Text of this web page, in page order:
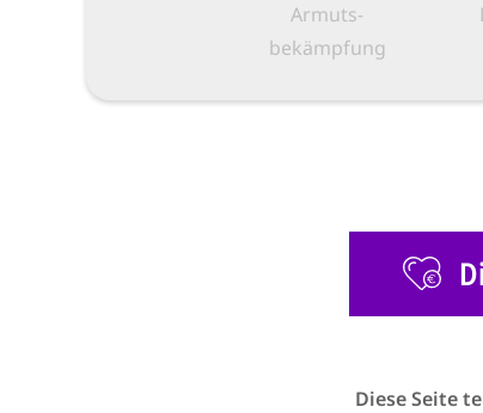
Armuts­
bekämpfung
Diese Seite